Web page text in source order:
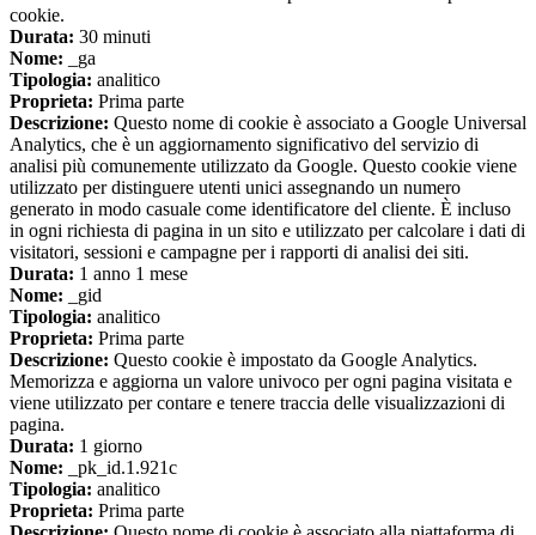
cookie.
Durata: 30 minuti
Nome: _ga
Tipologia: analitico
Proprieta: Prima parte
Descrizione: Questo nome di cookie è associato a Google Universal
Analytics, che è un aggiornamento significativo del servizio di
analisi più comunemente utilizzato da Google. Questo cookie viene
utilizzato per distinguere utenti unici assegnando un numero
generato in modo casuale come identificatore del cliente. È incluso
in ogni richiesta di pagina in un sito e utilizzato per calcolare i dati di
visitatori, sessioni e campagne per i rapporti di analisi dei siti.
Durata: 1 anno 1 mese
Nome: _gid
Tipologia: analitico
Proprieta: Prima parte
Descrizione: Questo cookie è impostato da Google Analytics.
Memorizza e aggiorna un valore univoco per ogni pagina visitata e
viene utilizzato per contare e tenere traccia delle visualizzazioni di
pagina.
Durata: 1 giorno
Nome: _pk_id.1.921c
Tipologia: analitico
Proprieta: Prima parte